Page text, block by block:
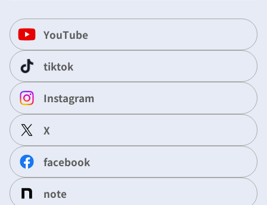
YouTube
tiktok
Instagram
X
facebook
note